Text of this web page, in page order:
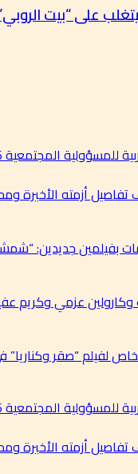
على “بيت الروبي”
تقديرًا لإسهاماتها في دعم التنمية المستدامة
أزمته الأخيرة
بفيلمين جديدين:
عزمي وكريم
لفيلم “صقر
تقديرًا لإسهاماتها في دعم التنمية المستدامة
أزمته الأخيرة